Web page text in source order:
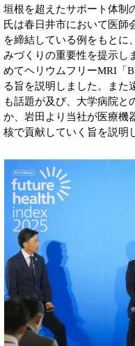
垣根を超えたサポート体制
氏は春日井市において医師
を締結している例をもとに
みづくりの重要性を提示し
めてヘリウムフリーMRI「
る旨を説明しました。また
も話題が及び、大学病院と
か、岩田より当社が医療機
核で貢献していく旨を説明